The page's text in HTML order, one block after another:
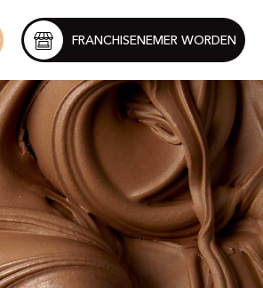
FRANCHISENEMER WORDEN